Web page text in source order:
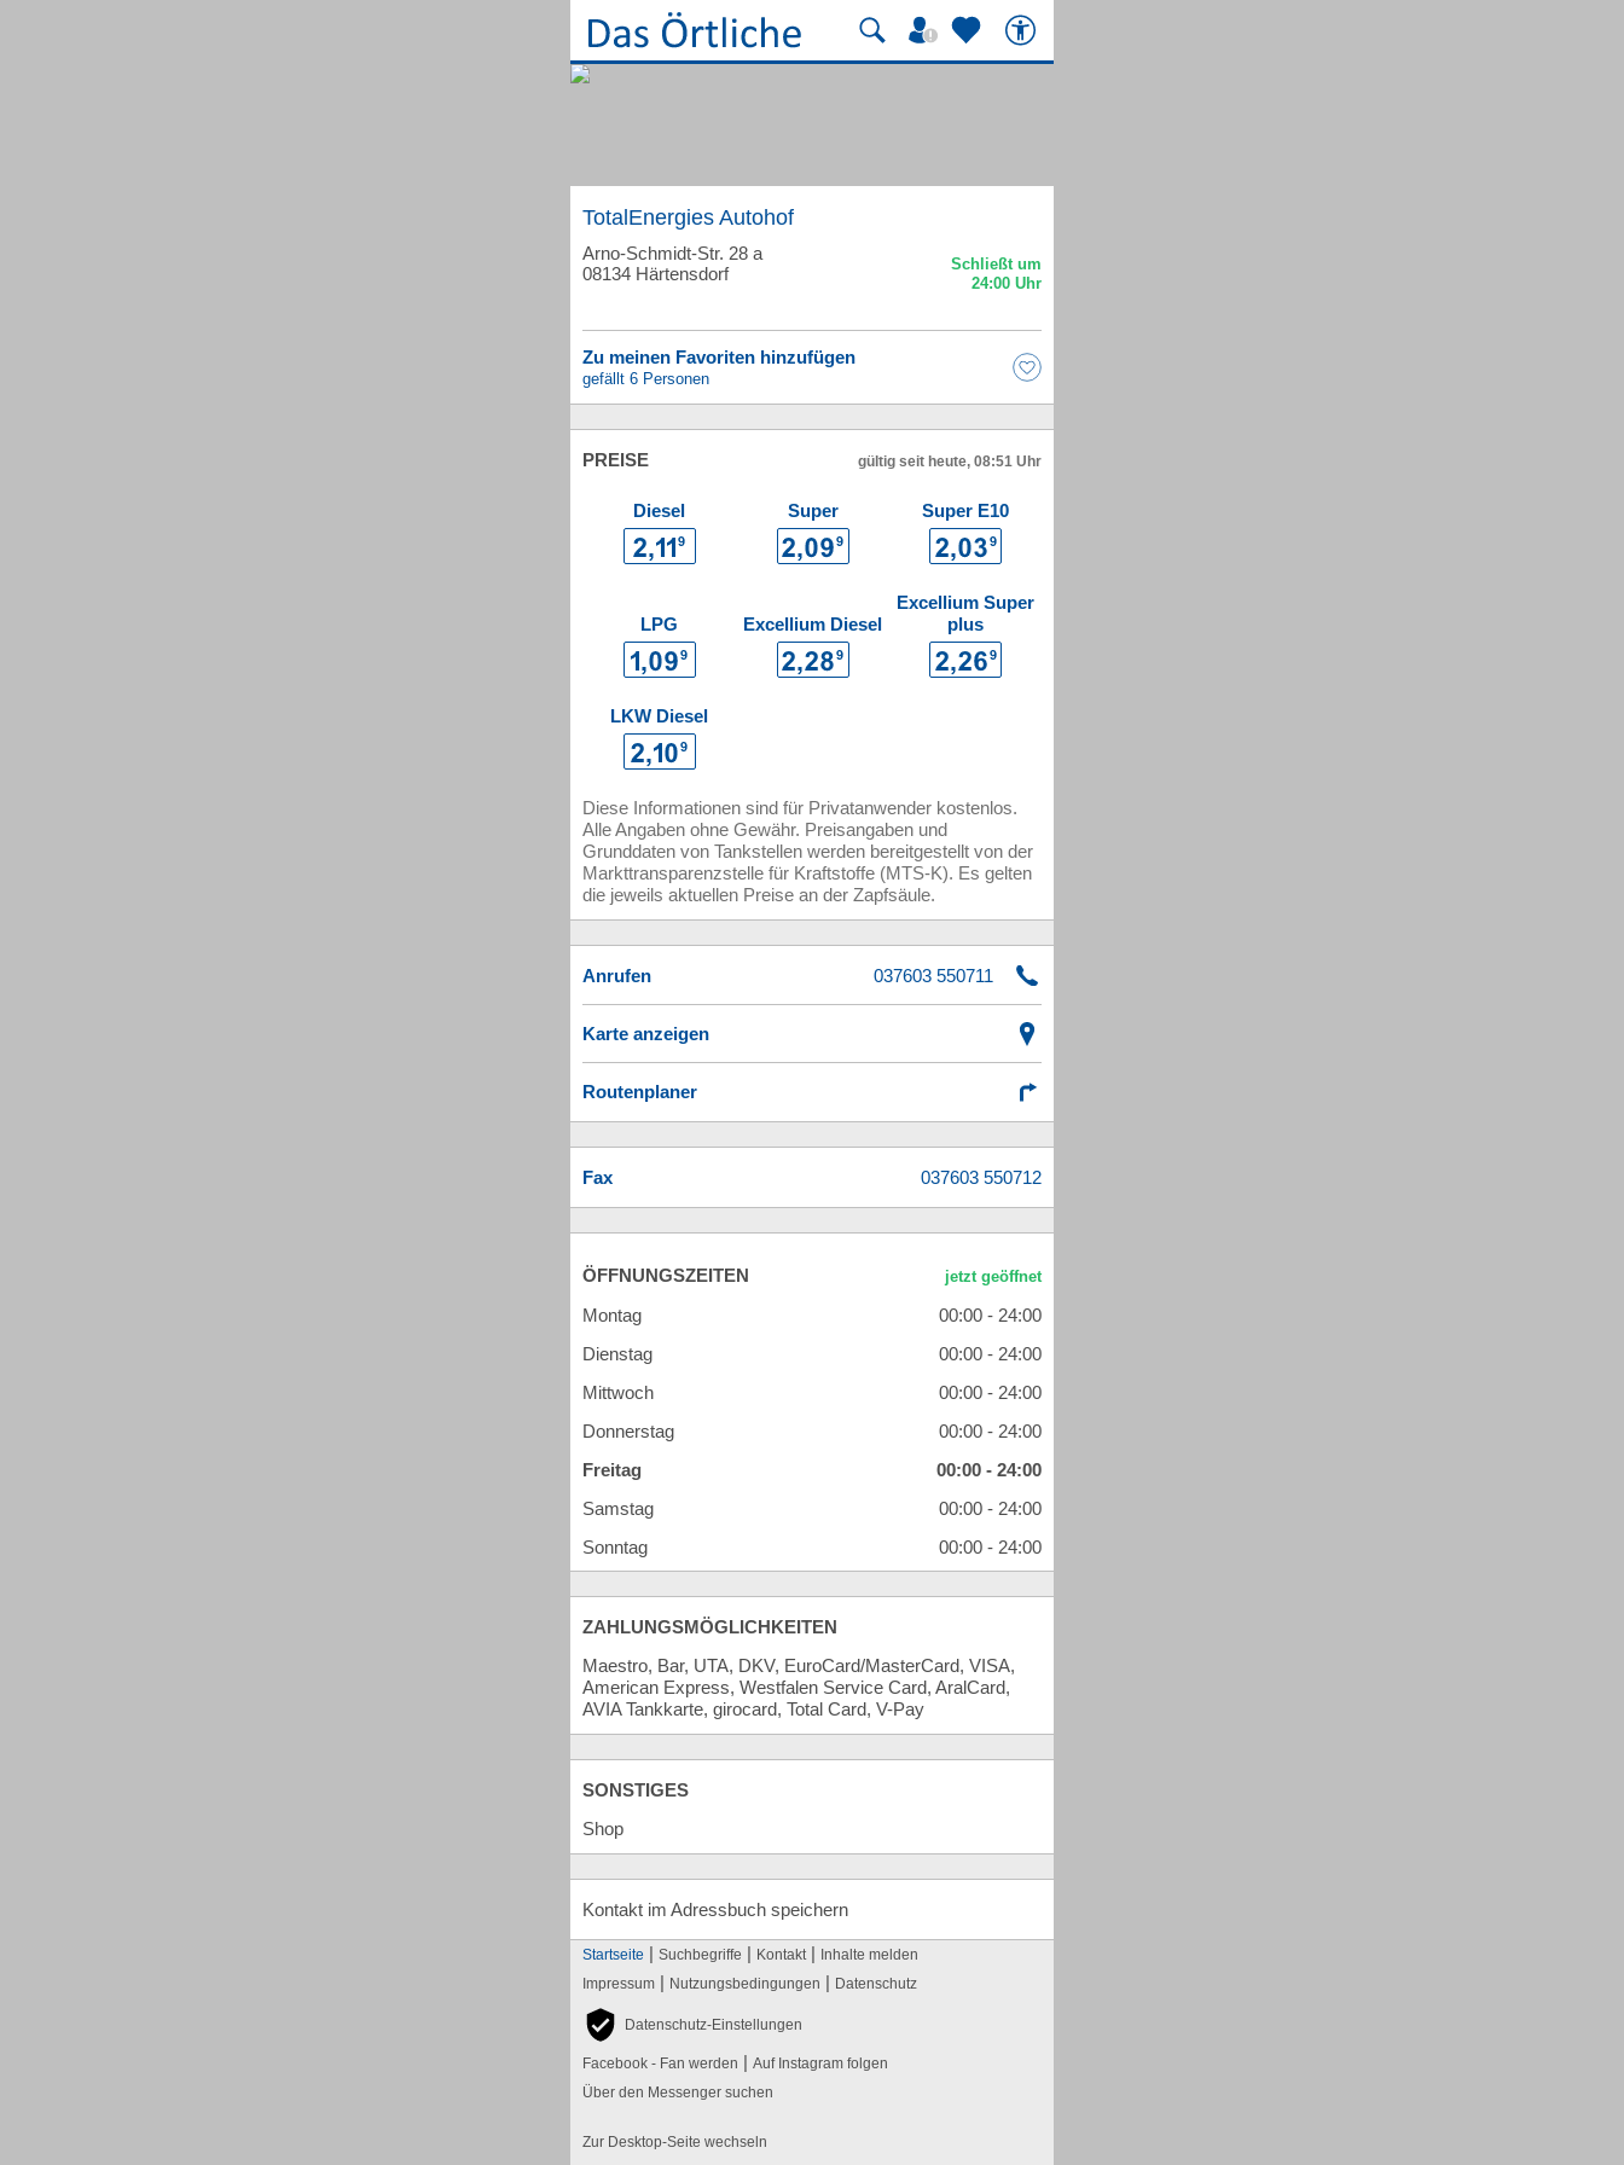
TotalEnergies Autohof
Arno-Schmidt-Str. 28 a
08134 Härtensdorf
Zu meinen Favoriten hinzufügen
gefällt 6 Personen
PREISE gültig seit heute, 08:51 Uhr
Diesel Super Super E10
LPG Excellium Diesel
Excellium Super
plus
LKW Diesel
Diese Informationen sind für Privatanwender kostenlos.
Alle Angaben ohne Gewähr. Preisangaben und
Grunddaten von Tankstellen werden bereitgestellt von der
Markttransparenzstelle für Kraftstoffe (MTS-K). Es gelten
die jeweils aktuellen Preise an der Zapfsäule.
Anrufen
Karte anzeigen
Routenplaner
Fax
ÖFFNUNGSZEITEN
Montag
00:00 - 24:00
Dienstag
00:00 - 24:00
Mittwoch
00:00 - 24:00
Donnerstag
00:00 - 24:00
Freitag
00:00 - 24:00
Samstag
00:00 - 24:00
Sonntag
00:00 - 24:00
ZAHLUNGSMÖGLICHKEITEN
Maestro, Bar, UTA, DKV, EuroCard/MasterCard, VISA,
American Express, Westfalen Service Card, AralCard,
AVIA Tankkarte, girocard, Total Card, V-Pay
SONSTIGES
Shop
Kontakt im Adressbuch speichern
Startseite | Suchbegriffe | Kontakt | Inhalte melden
Impressum | Nutzungsbedingungen | Datenschutz
Datenschutz-Einstellungen
Facebook - Fan werden | Auf Instagram folgen
Über den Messenger suchen
Zur Desktop-Seite wechseln